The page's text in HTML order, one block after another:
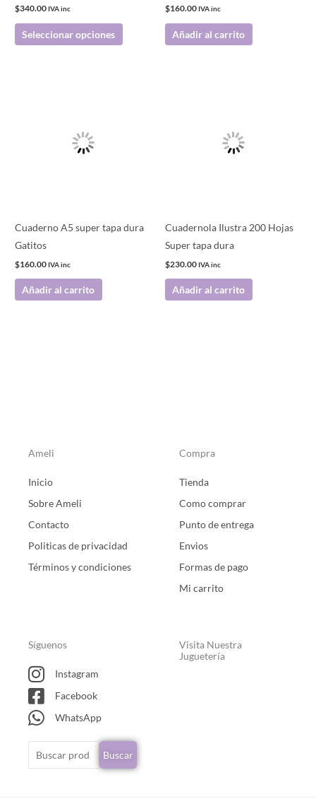
$340.00 IVA inc
Seleccionar opciones
la
$160.00 IVA inc
Añadir al carrito
Cuaderno A5 super tapa dura
Gatitos
$160.00 IVA inc
Añadir al carrito
Cuadernola Ilustra 200 Hojas
Super tapa dura
$230.00 IVA inc
Añadir al carrito
Ameli
Inicio
Sobre Ameli
Contacto
Politicas de privacidad
Términos y condiciones
Compra
Tienda
Como comprar
Punto de entrega
Envios
Formas de pago
Mi carrito
Síguenos
Instagram
Facebook
WhatsApp
Buscar
por:
Buscar
Visita Nuestra
Juguetería